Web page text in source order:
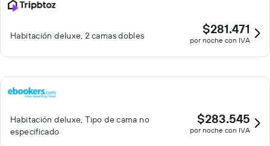
Habitación deluxe, 2 camas dobles $281.471
por noche con IVA
Habitación deluxe, Tipo de cama no
especificado
$283.545
por noche con IVA